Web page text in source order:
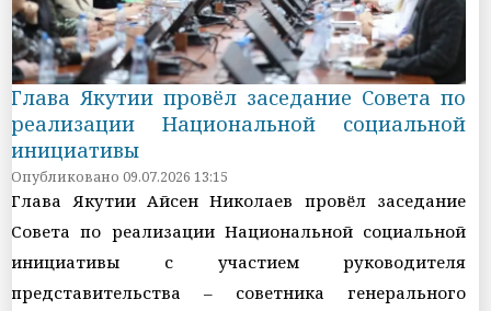
Глава Якутии провёл заседание Совета по
реализации Национальной социальной
инициативы
Опубликовано 09.07.2026 13:15
Глава Якутии Айсен Николаев провёл заседание
Совета по реализации Национальной социальной
инициативы с участием руководителя
представительства – советника генерального